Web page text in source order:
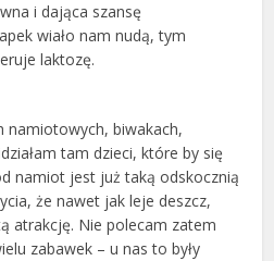
i dająca szansę
wiało nam nudą, tym
laktozę.
namiotowych, biwakach,
tam dzieci, które by się
namiot jest już taką odskocznią
że nawet jak leje deszcz,
atrakcję. Nie polecam zatem
zabawek – u nas to były